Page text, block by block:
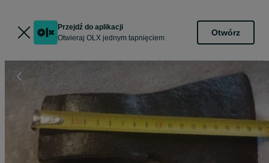
Przejdź do aplikacji
Otwieraj OLX jednym tapnięciem
Otwórz